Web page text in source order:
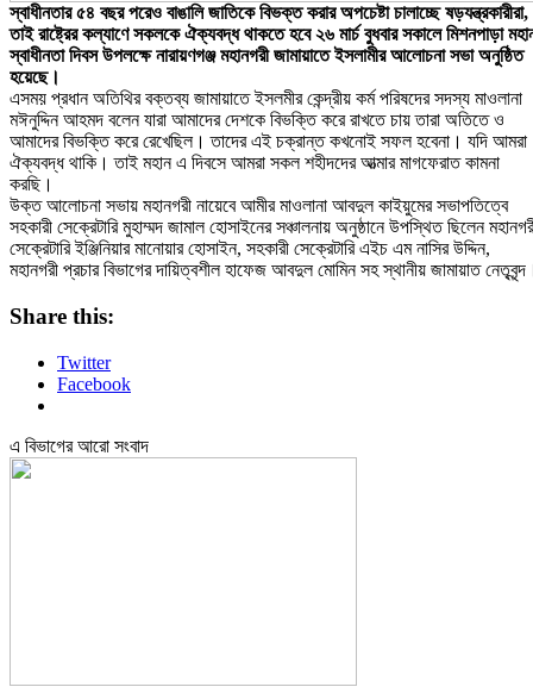
স্বাধীনতার ৫৪ বছর পরেও বাঙালি জাতিকে বিভক্ত করার অপচেষ্টা চালাচ্ছে ষড়যন্ত্রকারীরা,
তাই রাষ্ট্রের কল্যাণে সকলকে ঐক্যবদ্ধ থাকতে হবে ২৬ মার্চ বুধবার সকালে মিশনপাড়া
স্বাধীনতা দিবস উপলক্ষে নারায়ণগঞ্জ মহানগরী জামায়াতে ইসলামীর আলোচনা সভা অনুষ্ঠিত
হয়েছে।
এসময় প্রধান অতিথির বক্তব্য জামায়াতে ইসলমীর কেন্দ্রীয় কর্ম পরিষদের সদস্য মাওলানা
মঈনুদ্দিন আহমদ বলেন যারা আমাদের দেশকে বিভক্তি করে রাখতে চায় তারা অতিতে ও
আমাদের বিভক্তি করে রেখেছিল। তাদের এই চক্রান্ত কখনোই সফল হবেনা। যদি আমরা
ঐক্যবদ্ধ থাকি। তাই মহান এ দিবসে আমরা সকল শহীদদের আত্মার মাগফেরাত কামনা
করছি।
উক্ত আলোচনা সভায় মহানগরী নায়েবে আমীর মাওলানা আবদুল কাইয়ুমের সভাপতিত্বে
সহকারী সেক্রেটারি মুহাম্মদ জামাল হোসাইনের সঞ্চালনায় অনুষ্ঠানে উপস্থিত ছিলেন
সেক্রেটারি ইঞ্জিনিয়ার মানোয়ার হোসাইন, সহকারী সেক্রেটারি এইচ এম নাসির উদ্দিন,
মহানগরী প্রচার বিভাগের দায়িত্বশীল হাফেজ আবদুল মোমিন সহ স্থানীয় জামায়াত
Share this:
Twitter
Facebook
এ বিভাগের আরো সংবাদ